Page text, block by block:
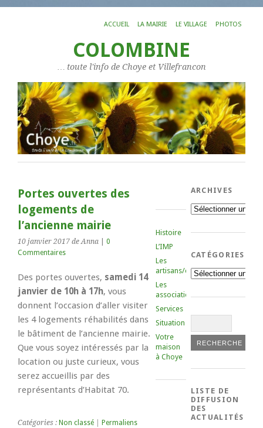
ACCUEIL LA MAIRIE LE VILLAGE PHOTOS
COLOMBINE
… toute l'info de Choye et Villefrancon
Portes ouvertes des
logements de
l’ancienne mairie
10 janvier 2017 de Anna
0
Commentaires
Des portes ouvertes, samedi 14
janvier de 10h à 17h, vous
donnent l’occasion d’aller visiter
les 4 logements réhabilités dans
le bâtiment de l’ancienne mairie.
Que vous soyez intéressés par la
location ou juste curieux, vous
serez accueillis par des
représentants d’Habitat 70.
Catégories : Non classé Permaliens
Histoire
L’IMP
Les
artisans/commerçants
Les
associations
Services
Situation
Votre
maison
à Choye
ARCHIVES
Archives
CATÉGORIES
Catégories
LISTE DE
DIFFUSION
DES
ACTUALITÉS